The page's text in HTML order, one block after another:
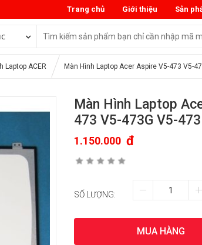
Sản
Giới thiệu
Trang chủ
Laptop ACER Màn Hình Laptop Acer Aspire V5-473 V5-
Màn Hình Laptop
473 V5-473G V5-
1.150.000 đ
SỐ LƯỢNG:
MUA HÀNG